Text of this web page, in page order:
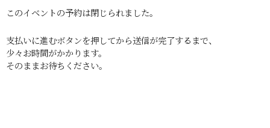
このイベントの予約は閉じられました。
支払いに進むボタンを押してから送信が完了するまで、
少々お時間がかかります。
そのままお待ちください。